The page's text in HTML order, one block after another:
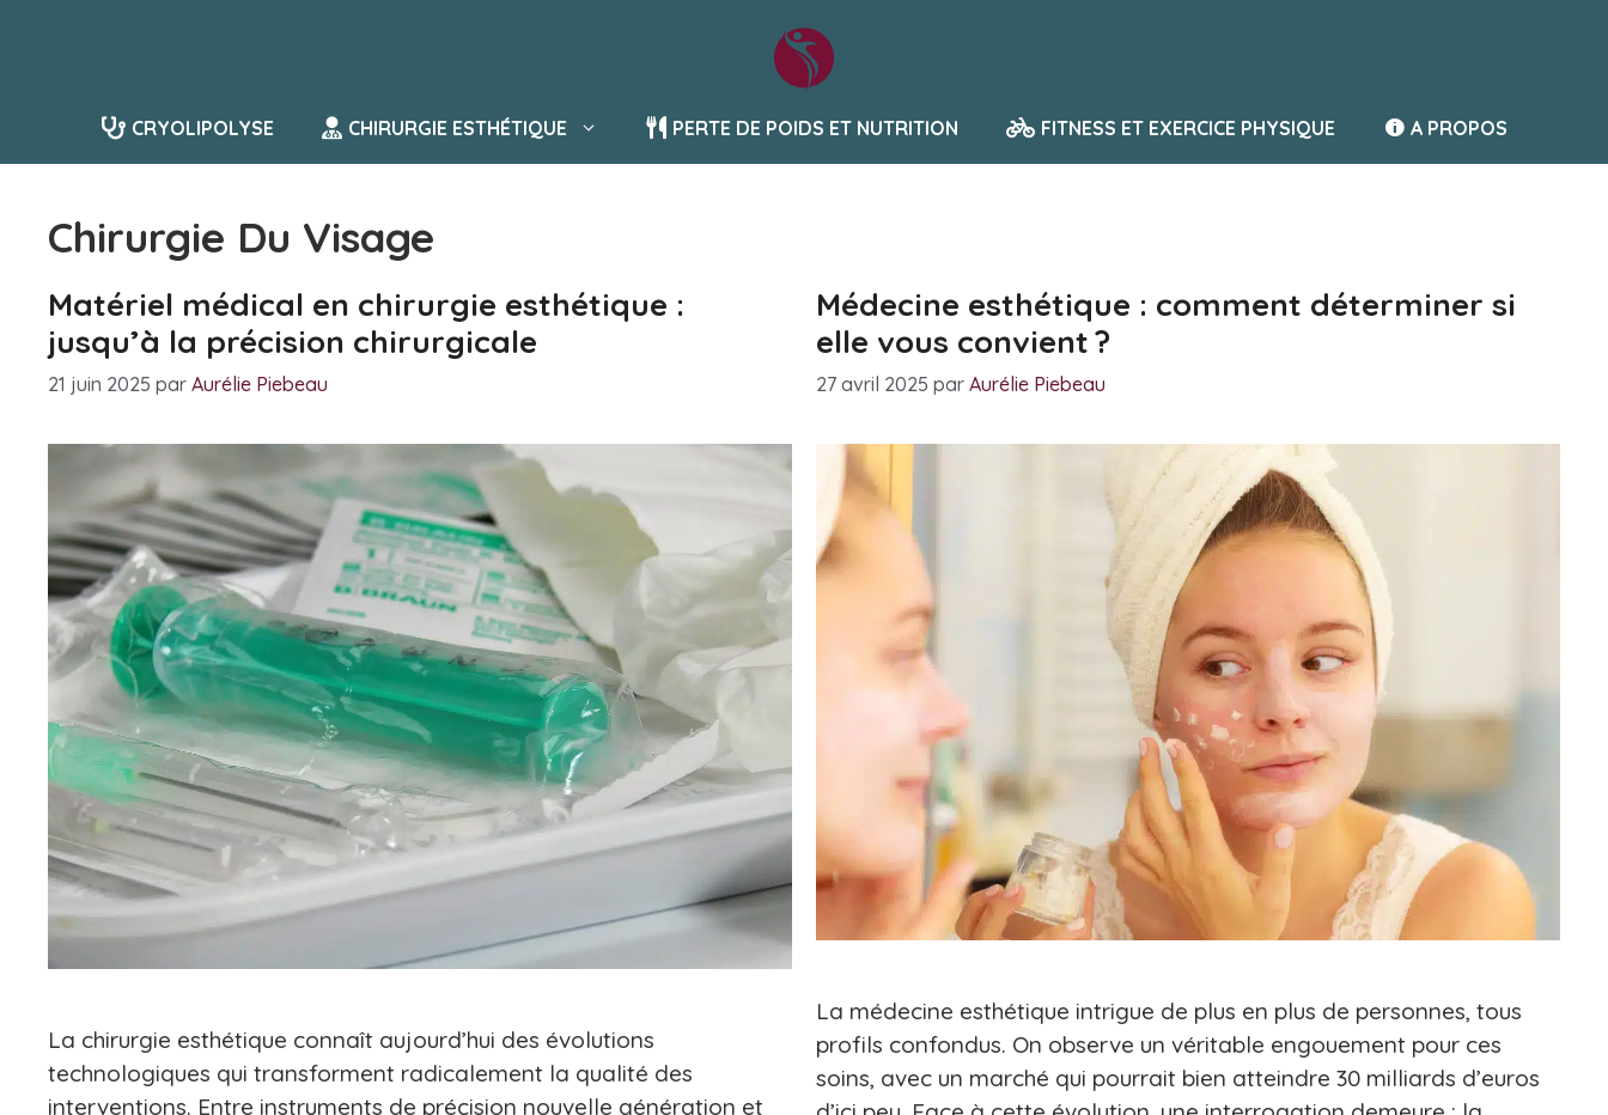
CRYOLIPOLYSE CHIRURGIE ESTHÉTIQUE PERTE DE POIDS ET NUTRITION FITNESS ET EXERCICE PHYSIQUE A PROPOS
Chirurgie Du Visage
Matériel médical en chirurgie esthétique :
jusqu’à la précision chirurgicale
21 juin 2025 par Aurélie Piebeau
La chirurgie esthétique connaît aujourd’hui des évolutions
technologiques qui transforment radicalement la qualité des
interventions. Entre instruments de précision nouvelle génération et
Médecine esthétique : comment déterminer si
elle vous convient ?
27 avril 2025 par Aurélie Piebeau
La médecine esthétique intrigue de plus en plus de personnes, tous
profils confondus. On observe un véritable engouement pour ces
soins, avec un marché qui pourrait bien atteindre 30 milliards d’euros